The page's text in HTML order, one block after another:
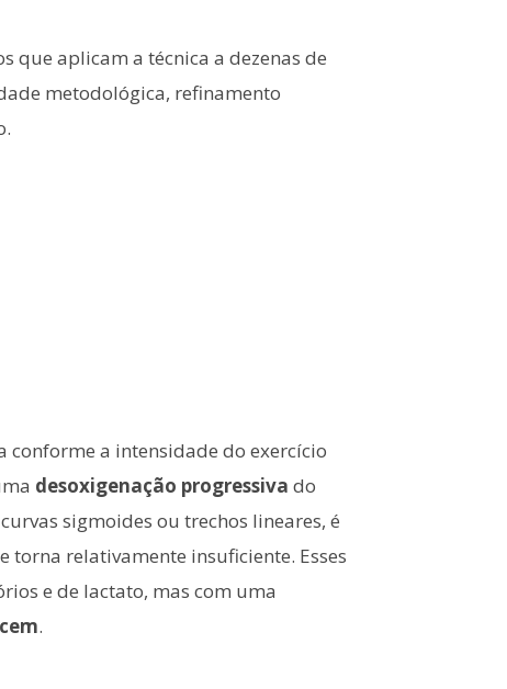
que aplicam a técnica a dezenas de
metodológica, refinamento
conforme a intensidade do exercício
desoxigenação progressiva do
sigmoides ou trechos lineares, é
relativamente insuficiente. Esses
e de lactato, mas com uma
.